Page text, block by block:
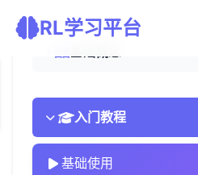
RL学习平台
入门教程
基础使用